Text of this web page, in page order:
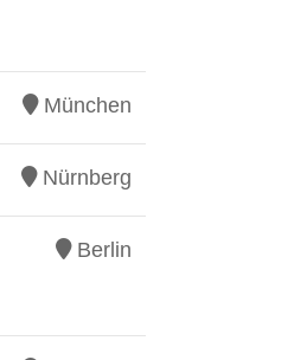
München
Nürnberg
Berlin